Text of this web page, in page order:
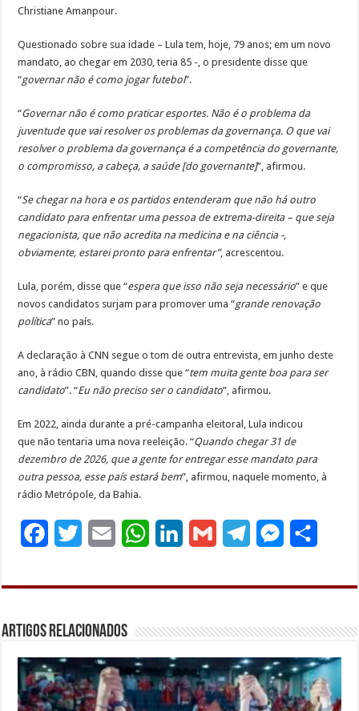
Christiane Amanpour.
Questionado sobre sua idade – Lula tem, hoje, 79 anos; em um novo
mandato, ao chegar em 2030, teria 85 -, o presidente disse que
“governar não é como jogar futebol”.
“Governar não é como praticar esportes. Não é o problema da
juventude que vai resolver os problemas da governança. O que vai
resolver o problema da governança é a competência do governante,
o compromisso, a cabeça, a saúde [do governante]”, afirmou.
“Se chegar na hora e os partidos entenderam que não há outro
candidato para enfrentar uma pessoa de extrema-direita – que seja
negacionista, que não acredita na medicina e na ciência -,
obviamente, estarei pronto para enfrentar”, acrescentou.
Lula, porém, disse que “espera que isso não seja necessário” e que
novos candidatos surjam para promover uma “grande renovação
política” no país.
A declaração à CNN segue o tom de outra entrevista, em junho deste
ano, à rádio CBN, quando disse que “tem muita gente boa para ser
candidato”. “Eu não preciso ser o candidato”, afirmou.
Em 2022, ainda durante a pré-campanha eleitoral, Lula indicou
que não tentaria uma nova reeleição. “Quando chegar 31 de
dezembro de 2026, que a gente for entregar esse mandato para
outra pessoa, esse país estará bem”, afirmou, naquele momento, à
rádio Metrópole, da Bahia.
c
b
o
o
i
t
e
r
a
l
W
a
s
A
p
n
e
d
I
a
l
l
g
r
a
M
s
e
n
g
a
e
Artigos Relacionados